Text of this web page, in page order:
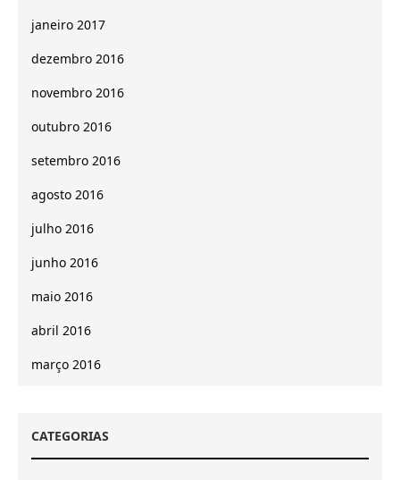
janeiro 2017
dezembro 2016
novembro 2016
outubro 2016
setembro 2016
agosto 2016
julho 2016
junho 2016
maio 2016
abril 2016
março 2016
CATEGORIAS